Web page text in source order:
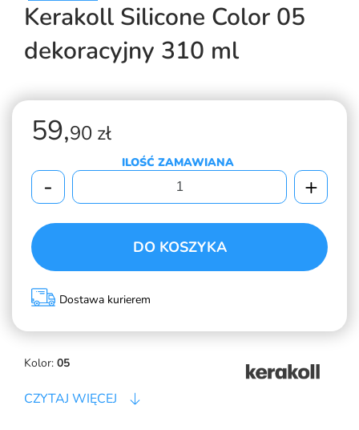
Kerakoll Silicone Color 05
dekoracyjny 310 ml
Kolor: 05
CZYTAJ WIĘCEJ
59,90 zł
ILOŚĆ ZAMAWIANA
- +
DO KOSZYKA
Dostawa kurierem